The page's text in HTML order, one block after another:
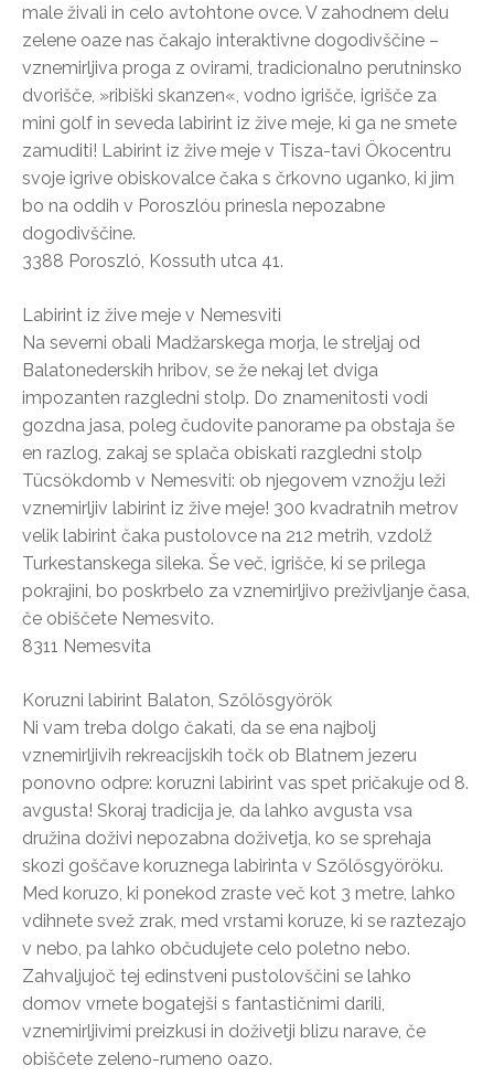
male živali in celo avtohtone ovce. V zahodnem delu
zelene oaze nas čakajo interaktivne dogodivščine –
vznemirljiva proga z ovirami, tradicionalno perutninsko
dvorišče, »ribiški skanzen«, vodno igrišče, igrišče za
mini golf in seveda labirint iz žive meje, ki ga ne smete
zamuditi! Labirint iz žive meje v Tisza-tavi Ökocentru
svoje igrive obiskovalce čaka s črkovno uganko, ki jim
bo na oddih v Poroszlóu prinesla nepozabne
dogodivščine.
3388 Poroszló, Kossuth utca 41.
Labirint iz žive meje v Nemesviti
Na severni obali Madžarskega morja, le streljaj od
Balatonederskih hribov, se že nekaj let dviga
impozanten razgledni stolp. Do znamenitosti vodi
gozdna jasa, poleg čudovite panorame pa obstaja še
en razlog, zakaj se splača obiskati razgledni stolp
Tücsökdomb v Nemesviti: ob njegovem vznožju leži
vznemirljiv labirint iz žive meje! 300 kvadratnih metrov
velik labirint čaka pustolovce na 212 metrih, vzdolž
Turkestanskega sileka. Še več, igrišče, ki se prilega
pokrajini, bo poskrbelo za vznemirljivo preživljanje časa,
če obiščete Nemesvito.
8311 Nemesvita
Koruzni labirint Balaton, Szőlősgyörök
Ni vam treba dolgo čakati, da se ena najbolj
vznemirljivih rekreacijskih točk ob Blatnem jezeru
ponovno odpre: koruzni labirint vas spet pričakuje od 8.
avgusta! Skoraj tradicija je, da lahko avgusta vsa
družina doživi nepozabna doživetja, ko se sprehaja
skozi goščave koruznega labirinta v Szőlősgyöröku.
Med koruzo, ki ponekod zraste več kot 3 metre, lahko
vdihnete svež zrak, med vrstami koruze, ki se raztezajo
v nebo, pa lahko občudujete celo poletno nebo.
Zahvaljujoč tej edinstveni pustolovščini se lahko
domov vrnete bogatejši s fantastičnimi darili,
vznemirljivimi preizkusi in doživetji blizu narave, če
obiščete zeleno-rumeno oazo.